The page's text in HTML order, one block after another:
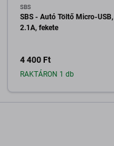
SBS
SBS - Autó Töltő Micro-USB,
2.1A, fekete
4 400 Ft
RAKTÁRON 1 db